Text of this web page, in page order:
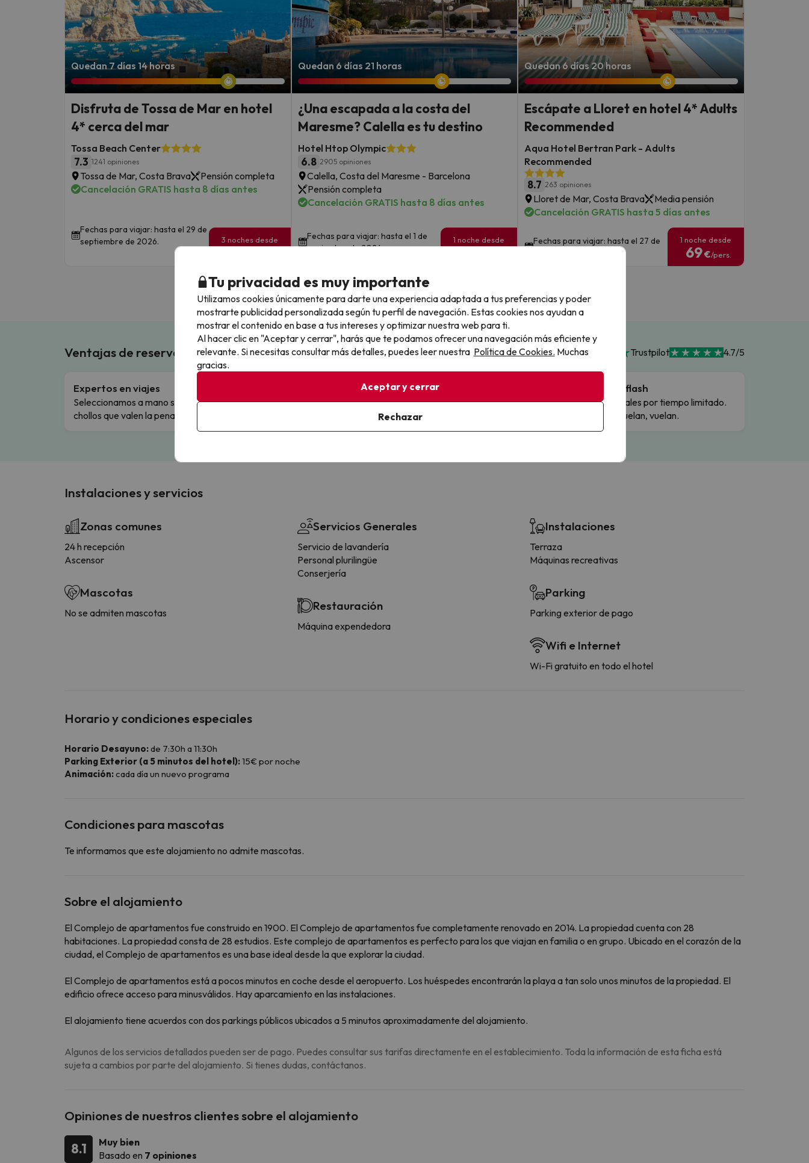
Quedan 7 días 14 horas
Disfruta de Tossa de Mar en hotel
4* cerca del mar
Tossa Beach Center
7.3 1241 opiniones
Tossa de Mar, Costa Brava
Pensión completa
Cancelación GRATIS hasta 8 días antes
Fechas para viajar: hasta el 29 de
septiembre de 2026.
3 noches desde
209
Quedan 6 días 21 horas
¿Una escapada a la costa del
Maresme? Calella es tu destino
Hotel Htop Olympic
6.8 2905 opiniones
Calella, Costa del Maresme - Barcelona
Pensión completa
Cancelación GRATIS hasta 8 días antes
Fechas para viajar: hasta el 1 de
noviembre de 2026.
1 noche desde
35
Quedan 6 días 20 horas
Escápate a Lloret en hotel 4* Adults
Recommended
Aqua Hotel Bertran Park - Adults
Recommended
8.7 263 opiniones
Lloret de Mar, Costa Brava
Media pensión
Cancelación GRATIS hasta 5 días antes
Fechas para viajar: hasta el 27 de
1 noche desde
69€/pers.
Ver todos los chollos
Ventajas de reservar en Buscounchollo Trustpilot 4.7/5
Expertos en viajes
Seleccionamos a mano solo los
chollos que valen la pena.
Cancela sin complicaciones
Cambios y cancelaciones con total
Paga a tu ritmo
Fracciona o financia tu viaje.
Reserva ahora, paga luego.
Ofertas flash
Precios reales por tiempo limitado.
Cuando vuelan, vuelan.
Instalaciones y servicios
Zonas comunes
24 h recepción
Ascensor
Mascotas
No se admiten mascotas
Servicios Generales
Servicio de lavandería
Personal plurilingüe
Conserjería
Restauración
Máquina expendedora
Instalaciones
Terraza
Máquinas recreativas
Parking
Parking exterior de pago
Wifi e Internet
Wi-Fi gratuito en todo el hotel
Horario y condiciones especiales
Horario Desayuno:de 7:30h a 11:30h
Parking Exterior (a 5 minutos del hotel):15€ por noche
Animación:cada día un nuevo programa
Condiciones para mascotas
Te informamos que este alojamiento no admite mascotas.
Sobre el alojamiento
El Complejo de apartamentos fue construido en 1900. El Complejo de apartamentos fue completamente renovado en 2014. La propiedad cuenta con 28
habitaciones. La propiedad consta de 28 estudios. Este complejo de apartamentos es perfecto para los que viajan en familia o en grupo. Ubicado en el corazón de la
ciudad, el Complejo de apartamentos es una base ideal desde la que explorar la ciudad.
El Complejo de apartamentos está a pocos minutos en coche desde el aeropuerto. Los huéspedes encontrarán la playa a tan solo unos minutos de la propiedad. El
edificio ofrece acceso para minusválidos. Hay aparcamiento en las instalaciones.
El alojamiento tiene acuerdos con dos parkings públicos ubicados a 5 minutos aproximadamente del alojamiento.
Algunos de los servicios detallados pueden ser de pago. Puedes consultar sus tarifas directamente en el establecimiento. Toda la información de esta ficha está
sujeta a cambios por parte del alojamiento. Si tienes dudas, contáctanos.
Opiniones de nuestros clientes sobre el alojamiento
8.1
Muy bien
Basado en 7 opiniones
Tu privacidad es muy importante
Utilizamos cookies únicamente para darte una experiencia adaptada a tus preferencias y poder
mostrarte publicidad personalizada según tu perfil de navegación. Estas cookies nos ayudan a
mostrar el contenido en base a tus intereses y optimizar nuestra web para ti.
Al hacer clic en "Aceptar y cerrar", harás que te podamos ofrecer una navegación más eficiente y
relevante. Si necesitas consultar más detalles, puedes leer nuestra Política de Cookies. Muchas
gracias.
Aceptar y cerrar
Rechazar